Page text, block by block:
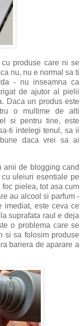
produse care ni se
nu, nu e normal sa ti
- nu inseamna ca
de ajutor al pielii
Daca un produs este
o multime de alti
si pentru tine, este
ti intelegi tenul, sa ii
daca vrei sa ai
anii de blogging cand
uleiuri esentiale pe
pielea, tot asa cum
au alcool si parfum -
imediat, este ceva ce
suprafata raul e deja
o problema care se
si sa folosim produse
bariera de aparare a